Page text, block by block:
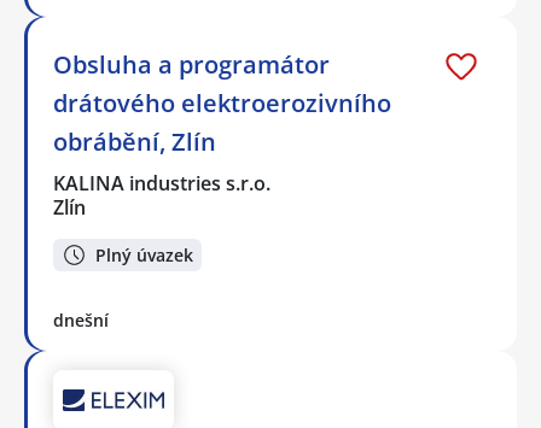
Obsluha a programátor
drátového elektroerozivního
obrábění, Zlín
KALINA industries s.r.o.
Zlín
Plný úvazek
dnešní